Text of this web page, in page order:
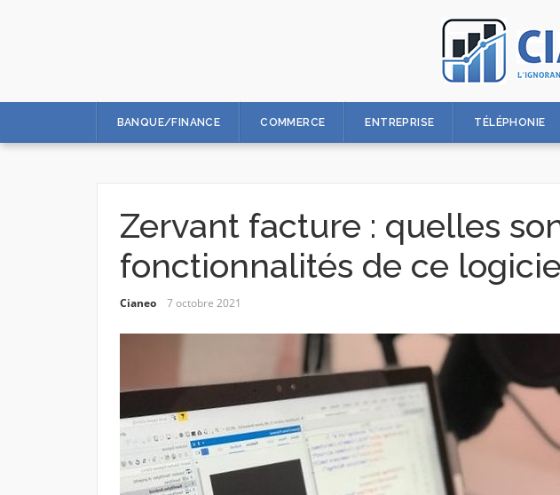
BANQUE/FINANCE COMMERCE ENTREPRISE TÉLÉPHONIE
Zervant facture : quelles
fonctionnalités de ce
Cianeo 7 octobre 2021